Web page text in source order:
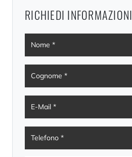
RICHIEDI INFORMAZIONI